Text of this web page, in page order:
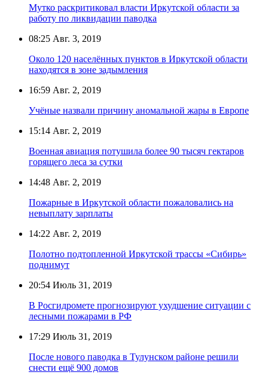
Мутко раскритиковал власти Иркутской области за
работу по ликвидации паводка
08:25 Авг. 3, 2019
Около 120 населённых пунктов в Иркутской области
находятся в зоне задымления
16:59 Авг. 2, 2019
Учёные назвали причину аномальной жары в Европе
15:14 Авг. 2, 2019
Военная авиация потушила более 90 тысяч гектаров
горящего леса за сутки
14:48 Авг. 2, 2019
Пожарные в Иркутской области пожаловались на
невыплату зарплаты
14:22 Авг. 2, 2019
Полотно подтопленной Иркутской трассы «Сибирь»
поднимут
20:54 Июль 31, 2019
В Росгидромете прогнозируют ухудшение ситуации с
лесными пожарами в РФ
17:29 Июль 31, 2019
После нового паводка в Тулунском районе решили
снести ещё 900 домов